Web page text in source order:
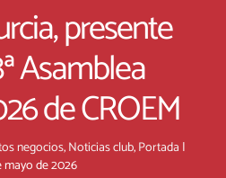
presente
Asamblea
de CROEM
negocios,Noticias club,Portada |
mayo de 2026